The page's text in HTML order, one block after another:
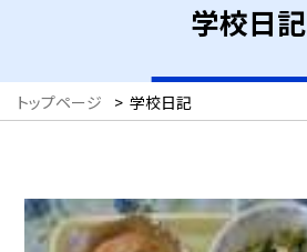
学校日記
トップページ > 学校日記